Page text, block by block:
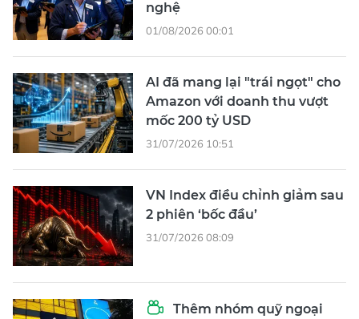
nghệ
01/08/2026 00:01
AI đã mang lại "trái ngọt" cho
Amazon với doanh thu vượt
mốc 200 tỷ USD
31/07/2026 10:51
VN Index điều chỉnh giảm sau
2 phiên ‘bốc đầu’
31/07/2026 08:09
Thêm nhóm quỹ ngoại